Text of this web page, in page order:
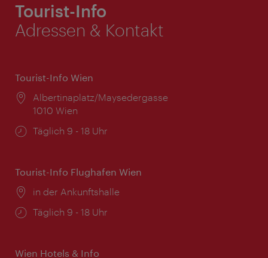
Tourist-Info
Adressen & Kontakt
Tourist-Info Wien
Ort:
Albertinaplatz/Maysedergasse
1010 Wien
Öffnungszeiten:
Täglich 9 - 18 Uhr
Tourist-Info Flughafen Wien
Ort:
in der Ankunftshalle
Öffnungszeiten:
Täglich 9 - 18 Uhr
Wien Hotels & Info